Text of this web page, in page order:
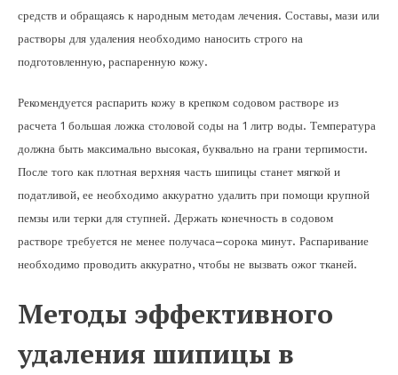
средств и обращаясь к народным методам лечения. Составы, мази или
растворы для удаления необходимо наносить строго на
подготовленную, распаренную кожу.
Рекомендуется распарить кожу в крепком содовом растворе из
расчета 1 большая ложка столовой соды на 1 литр воды. Температура
должна быть максимально высокая, буквально на грани терпимости.
После того как плотная верхняя часть шипицы станет мягкой и
податливой, ее необходимо аккуратно удалить при помощи крупной
пемзы или терки для ступней. Держать конечность в содовом
растворе требуется не менее получаса–сорока минут. Распаривание
необходимо проводить аккуратно, чтобы не вызвать ожог тканей.
Методы эффективного
удаления шипицы в